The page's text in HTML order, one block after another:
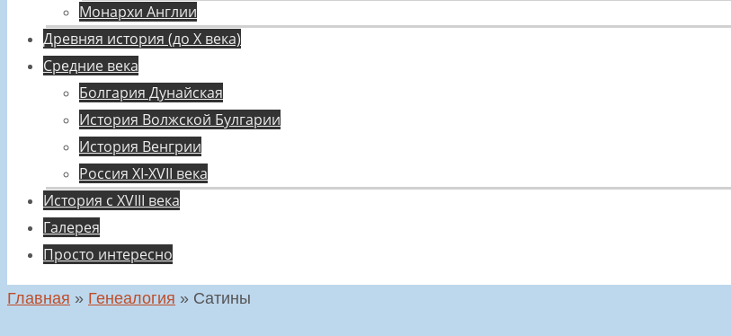
Монархи Англии
Древняя история (до X века)
Средние века
Болгария Дунайская
История Волжской Булгарии
История Венгрии
Россия XI-XVII века
История с XVIII века
Галерея
Просто интересно
Главная » Генеалогия » Сатины